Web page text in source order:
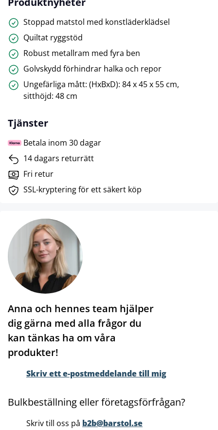
Stoppad matstol med konstläderklädsel
Quiltat ryggstöd
Robust metallram med fyra ben
Golvskydd förhindrar halka och repor
Ungefärliga mått: (HxBxD): 84 x 45 x 55 cm,
sitthöjd: 48 cm
Tjänster
Betala inom 30 dagar
14 dagars returrätt
Fri retur
SSL-kryptering för ett säkert köp
Anna och hennes team hjälper
dig gärna med alla frågor du
kan tänkas ha om våra
produkter!
Skriv ett e-postmeddelande till mig
Bulkbeställning eller företagsförfrågan?
Skriv till oss på b2b@barstol.se